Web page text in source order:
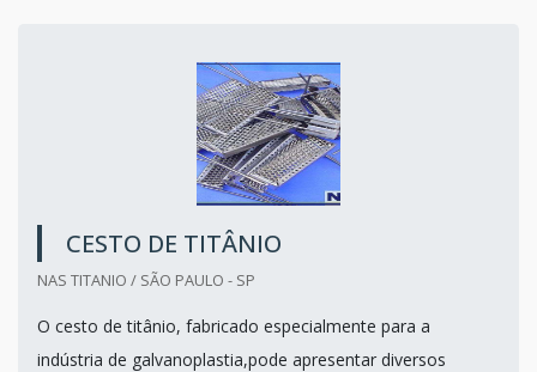
CESTO DE TITÂNIO
NAS TITANIO / SÃO PAULO - SP
O cesto de titânio, fabricado especialmente para a
indústria de galvanoplastia,pode apresentar diversos